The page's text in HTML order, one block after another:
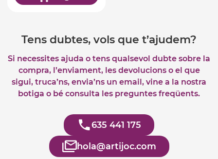
Tens dubtes, vols que t’ajudem?
Si necessites ajuda o tens qualsevol dubte sobre la
compra, l’enviament, les devolucions o el que
sigui, truca’ns, envia’ns un email, vine a la nostra
botiga o bé consulta les preguntes freqüents.
635 441 175
hola@artijoc.com